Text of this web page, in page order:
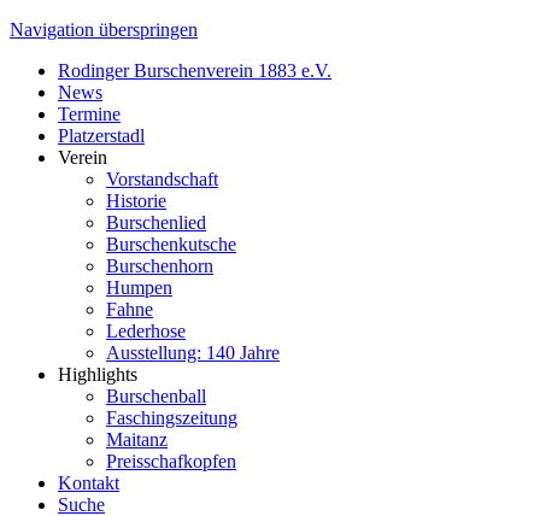
Navigation überspringen
Rodinger Burschenverein 1883 e.V.
News
Termine
Platzerstadl
Verein
Vorstandschaft
Historie
Burschenlied
Burschenkutsche
Burschenhorn
Humpen
Fahne
Lederhose
Ausstellung: 140 Jahre
Highlights
Burschenball
Faschingszeitung
Maitanz
Preisschafkopfen
Kontakt
Suche